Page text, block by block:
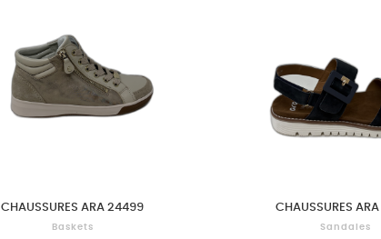
CHAUSSURES ARA 24499
Baskets
CHAUSSURES
Sandales